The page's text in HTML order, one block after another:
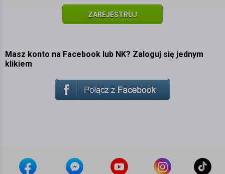
ZAREJESTRUJ
Masz konto na Facebook lub NK? Zaloguj się jednym
klikiem